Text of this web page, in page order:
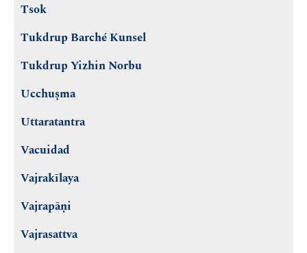
Tsok
Tukdrup Barché Kunsel
Tukdrup Yizhin Norbu
Ucchuṣma
Uttaratantra
Vacuidad
Vajrakīlaya
Vajrapāṇi
Vajrasattva